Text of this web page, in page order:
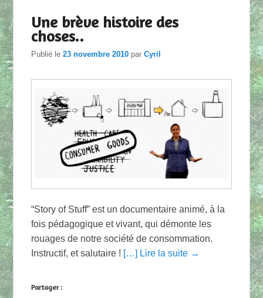
Une brève histoire des
choses..
Publié le23 novembre 2010 parCyril
“Story of Stuff” est un documentaire animé, à la
fois pédagogique et vivant, qui démonte les
rouages de notre société de consommation.
Instructif, et salutaire ! […] Lire la suite →
Partager :